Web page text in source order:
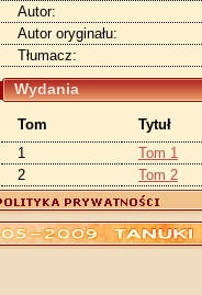
Autor:
Autor oryginału:
Tłumacz:
Wydania
Tom Tytuł
1
Tom 1
2
Tom 2